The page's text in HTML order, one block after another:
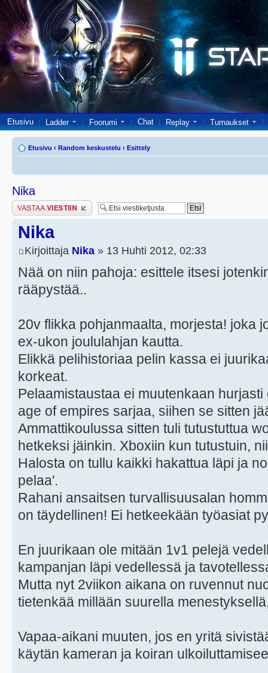
Etusivu Ladder Foorumi Chat Replay Turnaukset
Etusivu ‹ Random keskustelu ‹ Esittely
Nika
Lähetä vastaus
Nika
Kirjoittaja Nika » 13 Huhti 2012, 02:33
Nää on niin pahoja: esittele itsesi
rääpystää..
20v flikka pohjanmaalta, morjesta! joka
ex-ukon joululahjan kautta.
Elikkä pelihistoriaa pelin kassa ei
korkeat.
Pelaamistaustaa ei muutenkaan
age of empires sarjaa, siihen se sitten
Ammattikoulussa sitten tuli tutustuttua
hetkeksi jäinkin. Xboxiin kun tutustuin,
Halosta on tullu kaikki hakattua läpi ja
pelaa'.
Rahani ansaitsen turvallisuusalan
on täydellinen! Ei hetkeekään työasiat
En juurikaan ole mitään 1v1 pelejä
kampanjan läpi vedellessä ja
Mutta nyt 2viikon aikana on ruvennut
tietenkää millään suurella
Vapaa-aikani muuten, jos en yritä
käytän kameran ja koiran